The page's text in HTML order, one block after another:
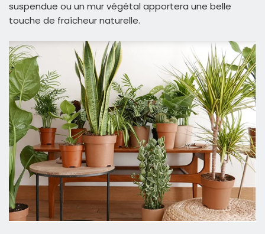
suspendue ou un mur végétal apportera une belle
touche de fraîcheur naturelle.